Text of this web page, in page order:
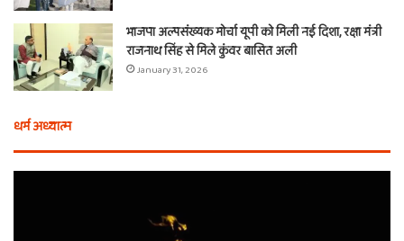
भाजपा अल्पसंख्यक मोर्चा यूपी को मिली नई दिशा, रक्षा मंत्री
राजनाथ सिंह से मिले कुंवर बासित अली
January 31, 2026
धर्म अध्यात्म